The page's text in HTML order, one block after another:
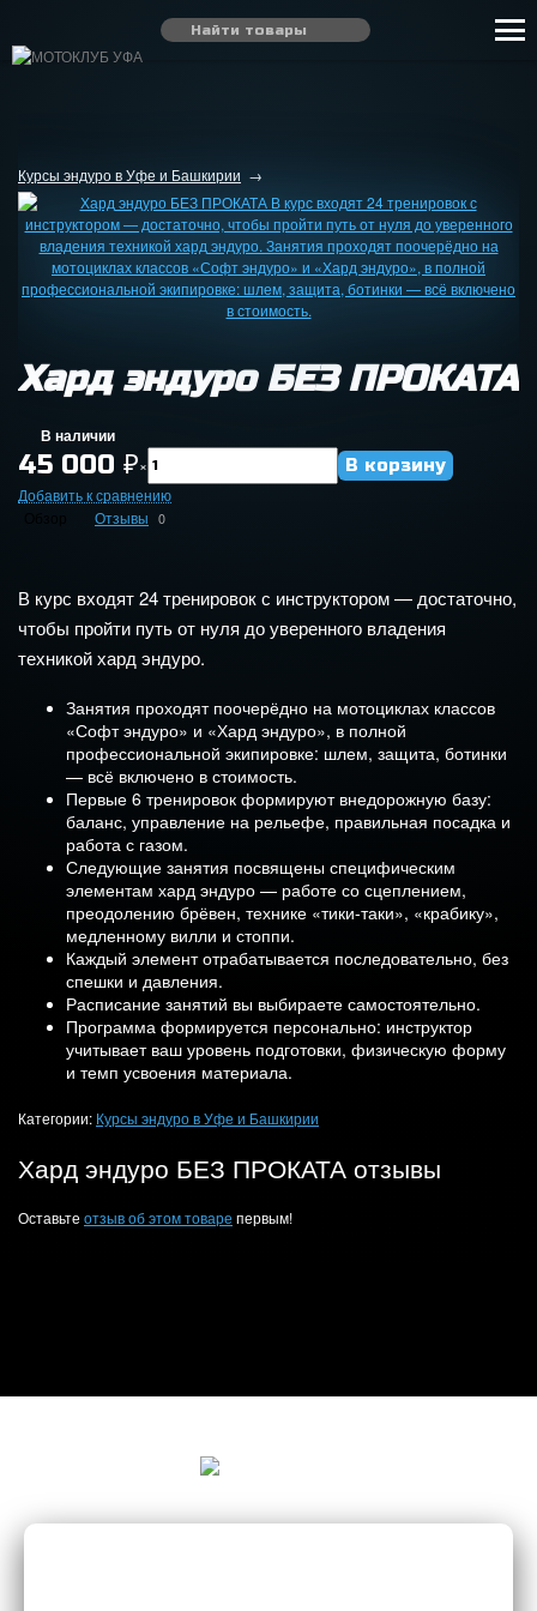
Курсы эндуро в Уфе и Башкирии →
Хард эндуро БЕЗ ПРОКАТА
В наличии
45 000 ₽×
Добавить к сравнению
Отзывы 0
В курс входят 24 тренировок с инструктором — достаточно,
чтобы пройти путь от нуля до уверенного владения
техникой хард эндуро.
Занятия проходят поочерёдно на мотоциклах классов
«Софт эндуро» и «Хард эндуро», в полной
профессиональной экипировке: шлем, защита, ботинки
— всё включено в стоимость.
Первые 6 тренировок формируют внедорожную базу:
баланс, управление на рельефе, правильная посадка и
работа с газом.
Следующие занятия посвящены специфическим
элементам хард эндуро — работе со сцеплением,
преодолению брёвен, технике «тики-таки», «крабику»,
медленному вилли и стоппи.
Каждый элемент отрабатывается последовательно, без
спешки и давления.
Расписание занятий вы выбираете самостоятельно.
Программа формируется персонально: инструктор
учитывает ваш уровень подготовки, физическую форму
и темп усвоения материала.
Категории: Курсы эндуро в Уфе и Башкирии
Хард эндуро БЕЗ ПРОКАТА отзывы
Оставьте отзыв об этом товаре первым!